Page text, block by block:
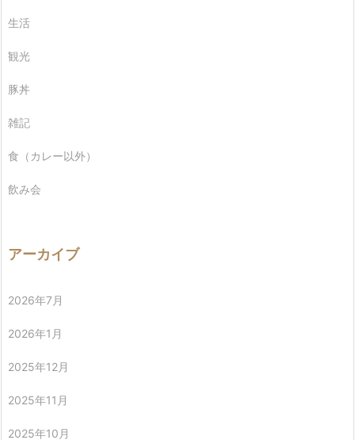
生活
観光
豚丼
雑記
食（カレー以外）
飲み会
アーカイブ
2026年7月
2026年1月
2025年12月
2025年11月
2025年10月